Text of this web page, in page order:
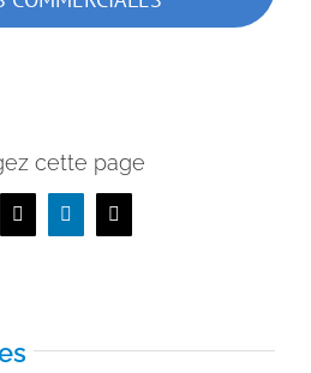
cette page
X LinkedInEmail